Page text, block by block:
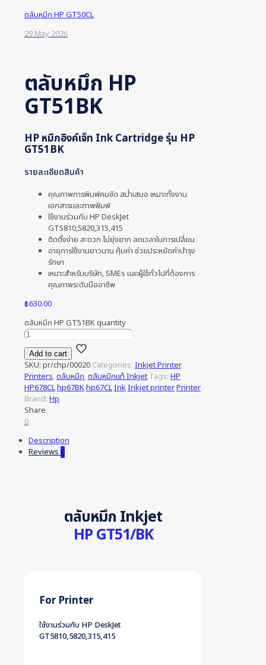
ตลับหมึก HP GT50CL
29 May 2026
ตลับหมึก HP
GT51BK
HP หมึกอิงค์เจ็ท Ink Cartridge รุ่น HP
GT51BK
รายละเอียดสินค้า
คุณภาพการพิมพ์คมชัด สม่ำเสมอ เหมาะทั้งงาน
เอกสารและภาพพิมพ์
ใช้งานร่วมกับ HP DeskJet
GT5810,5820,315,415
ติดตั้งง่าย สะดวก ไม่ยุ่งยาก ลดเวลาในการเปลี่ยน
อายุการใช้งานยาวนาน คุ้มค่า ช่วยประหยัดค่าบำรุง
รักษา
เหมาะสำหรับบริษัท, SMEs และผู้ใช้ทั่วไปที่ต้องการ
คุณภาพระดับมืออาชีพ
฿630.00
ตลับหมึก HP GT51BK quantity
Add to cart
SKU: pr/chp/00020 Categories: Inkjet Printer,
Printers,ตลับหมึก,ตลับหมึกแท้ Inkjet Tags: HP
HP678CLhp67BKhp67CLInkInkjet printerPrinter
Brand: Hp
Share
0
Description
Reviews 0
ตลับหมึก Inkjet
HP GT51/BK
For Printer
ใช้งานร่วมกับ HP DeskJet
GT5810,5820,315,415